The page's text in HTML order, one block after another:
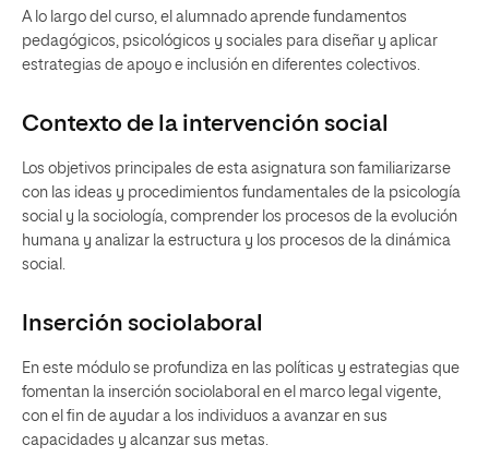
A lo largo del curso, el alumnado aprende fundamentos
pedagógicos, psicológicos y sociales para diseñar y aplicar
estrategias de apoyo e inclusión en diferentes colectivos.
Contexto de la intervención social
Los objetivos principales de esta asignatura son familiarizarse
con las ideas y procedimientos fundamentales de la psicología
social y la sociología, comprender los procesos de la evolución
humana y analizar la estructura y los procesos de la dinámica
social.
Inserción sociolaboral
En este módulo se profundiza en las políticas y estrategias que
fomentan la inserción sociolaboral en el marco legal vigente,
con el fin de ayudar a los individuos a avanzar en sus
capacidades y alcanzar sus metas.